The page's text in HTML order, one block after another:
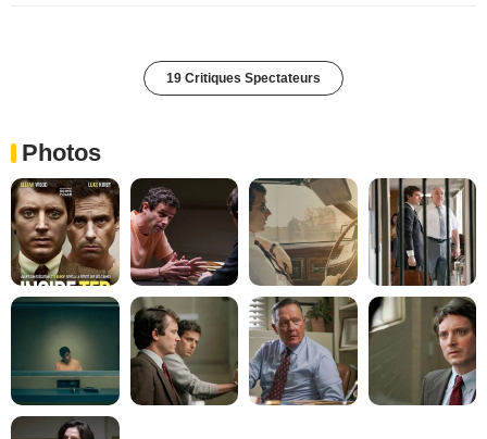
19 Critiques Spectateurs
Photos